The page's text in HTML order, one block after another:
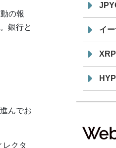
の報
銀行と
んでお
レクタ
イ